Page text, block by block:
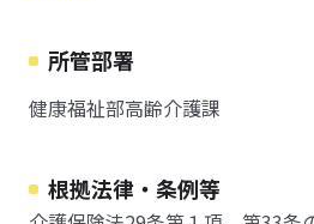
所管部署
健康福祉部高齢介護課
根拠法律・条例等